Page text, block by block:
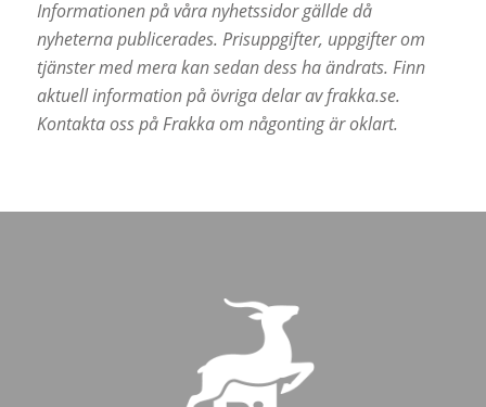
Informationen på våra nyhetssidor gällde då
nyheterna publicerades. Prisuppgifter, uppgifter om
tjänster med mera kan sedan dess ha ändrats. Finn
aktuell information på övriga delar av frakka.se.
Kontakta oss på Frakka om någonting är oklart.